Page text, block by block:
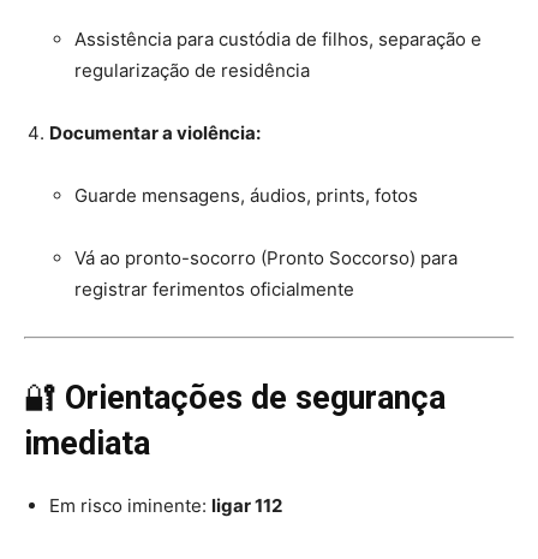
Assistência para custódia de filhos, separação e
regularização de residência
Documentar a violência:
Guarde mensagens, áudios, prints, fotos
Vá ao pronto-socorro (Pronto Soccorso) para
registrar ferimentos oficialmente
🔐 Orientações de segurança
imediata
Em risco iminente: ligar 112